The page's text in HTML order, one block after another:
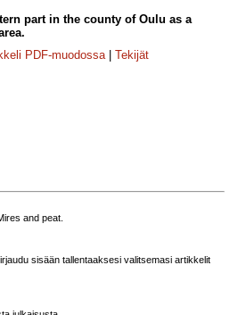
part in the county of Oulu as a
PDF-muodossa| Tekijät
and peat.
sisään tallentaaksesi valitsemasi artikkelit